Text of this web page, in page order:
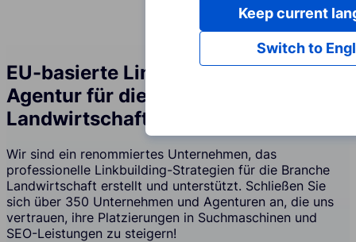
Deutsch
EU-basierte Linkbuilding-Services-
Agentur für die Branche
Landwirtschaft
Wir sind ein renommiertes Unternehmen, das
professionelle Linkbuilding-Strategien für die Branche
Landwirtschaft erstellt und unterstützt. Schließen Sie
sich über 350 Unternehmen und Agenturen an, die uns
vertrauen, ihre Platzierungen in Suchmaschinen und
SEO-Leistungen zu steigern!
Switch to
Keep current